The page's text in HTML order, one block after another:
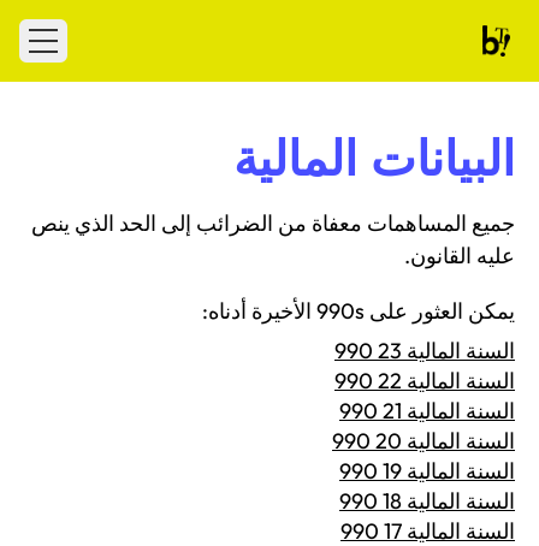
Ballet Tech
البيانات المالية
جميع المساهمات معفاة من الضرائب إلى الحد الذي ينص
عليه القانون.
يمكن العثور على 990s الأخيرة أدناه:
السنة المالية 23 990
السنة المالية 22 990
السنة المالية 21 990
السنة المالية 20 990
السنة المالية 19 990
السنة المالية 18 990
السنة المالية 17 990